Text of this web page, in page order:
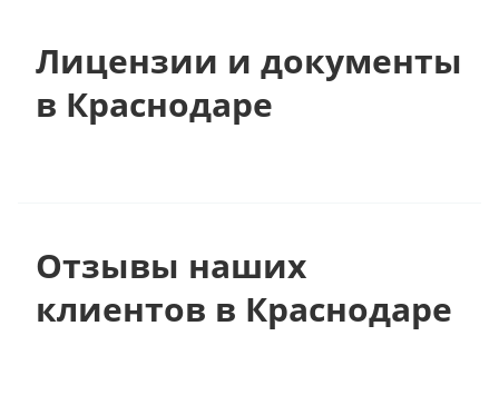
Лицензии и документы
в Краснодаре
Отзывы наших
клиентов в Краснодаре